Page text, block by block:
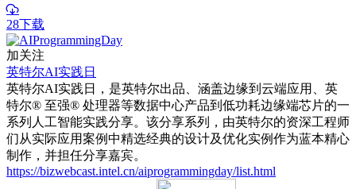
28下载
加关注
英特尔AI实践日
英特尔AI实践日，是英特尔出品、涵盖边缘到云端应用、英
特尔® 至强® 处理器等数据中心产品到低功耗边缘端芯片的一
系列人工智能实践分享。该分享系列，由英特尔的资深工程师
们从实际应用案例中精选经典的设计及优化实例作为蓝本精心
制作，并担任分享嘉宾。
https://bizwebcast.intel.cn/aiprogrammingday/list.html